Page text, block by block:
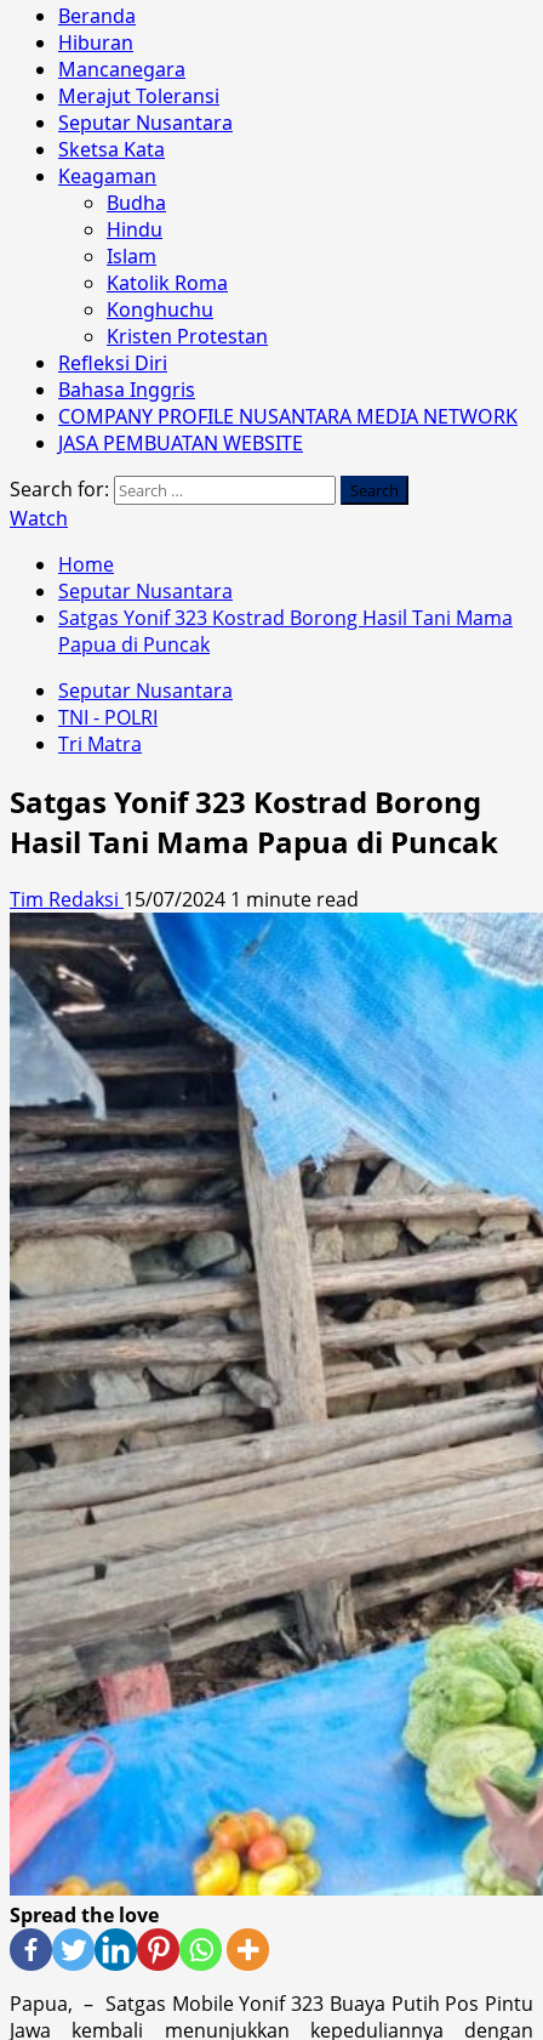
Beranda
Hiburan
Mancanegara
Merajut Toleransi
Seputar Nusantara
Sketsa Kata
Keagaman
Budha
Hindu
Islam
Katolik Roma
Konghuchu
Kristen Protestan
Refleksi Diri
Bahasa Inggris
COMPANY PROFILE NUSANTARA MEDIA NETWORK
JASA PEMBUATAN WEBSITE
Search for:
Watch
Home
Seputar Nusantara
Satgas Yonif 323 Kostrad Borong Hasil Tani Mama
Papua di Puncak
Seputar Nusantara
TNI - POLRI
Tri Matra
Satgas Yonif 323 Kostrad Borong
Hasil Tani Mama Papua di Puncak
Tim Redaksi 15/07/2024 1 minute read
Spread the love
Papua, – Satgas Mobile Yonif 323 Buaya Putih Pos Pintu
Jawa kembali menunjukkan kepeduliannya dengan